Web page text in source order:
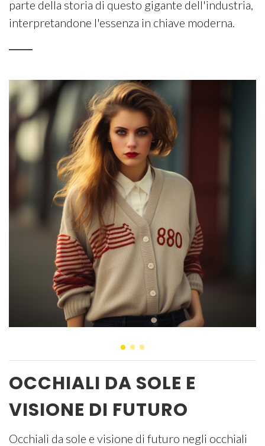
parte della storia di questo gigante dell'industria,
interpretandone l'essenza in chiave moderna.
OCCHIALI DA SOLE E
VISIONE DI FUTURO
Occhiali da sole e visione di futuro negli occhiali